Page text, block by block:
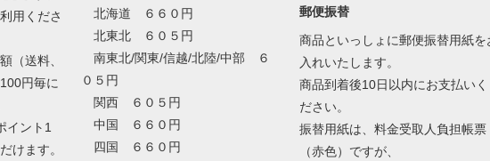
用くださ
（送料、
円毎に
イント1
けます。
北海道 ６６０円
北東北 ６０５円
南東北/関東/信越/北陸/中部 ６
０５円
関西 ６０５円
中国 ６６０円
四国 ６６０円
郵便振替
商品といっしょに郵便振替用紙を
入れいたします。
商品到着後10日以内にお支払いく
ださい。
振替用紙は、料金受取人負担帳票
（赤色）ですが、